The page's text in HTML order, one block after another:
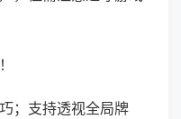
；支持透视全局牌